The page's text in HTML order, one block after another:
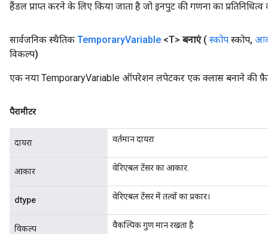
हैंडल प्राप्त करने के लिए किया जाता है जो इनपुट की गणना का प्रतिनिधित्व
सार्वजनिक स्थैतिक TemporaryVariable <T> बनाएं ( स्कोप स्कोप,
विकल्प)
एक नया TemporaryVariable ऑपरेशन लपेटकर एक क्लास बनाने की
पैरामीटर
दायरा वर्तमान दायरा
आकार वेरिएबल टेंसर का आकार.
dtype वेरिएबल टेंसर में तत्वों का प्रकार।
विकल्प वैकल्पिक गुण मान रखता है